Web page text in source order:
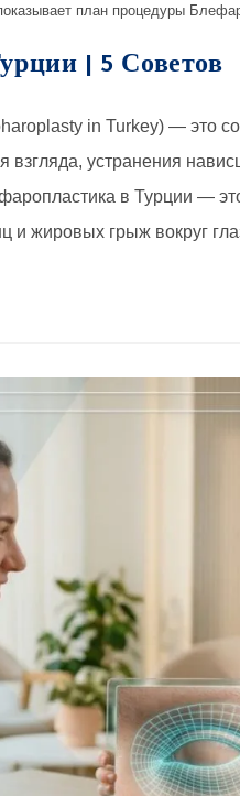
план процедуры
| 5 Советов
in Turkey) — это
устранения
в Турции —
и жировых грыж вокруг